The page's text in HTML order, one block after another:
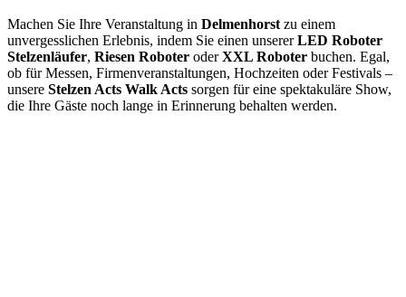
Machen Sie Ihre Veranstaltung in Delmenhorst zu einem
unvergesslichen Erlebnis, indem Sie einen unsererLED Roboter
Stelzenläufer, Riesen Roboter oderXXL Roboter buchen. Egal,
ob für Messen, Firmenveranstaltungen, Hochzeiten oder Festivals –
unsere Stelzen Acts Walk Acts sorgen für eine spektakuläre Show,
die Ihre Gäste noch lange in Erinnerung behalten werden.